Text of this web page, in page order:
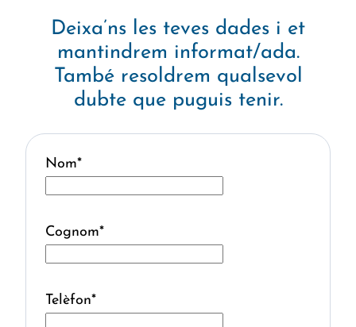
Deixa’ns les teves dades i et
mantindrem informat/ada.
També resoldrem qualsevol
dubte que puguis tenir.
Nom*
Cognom*
Telèfon*